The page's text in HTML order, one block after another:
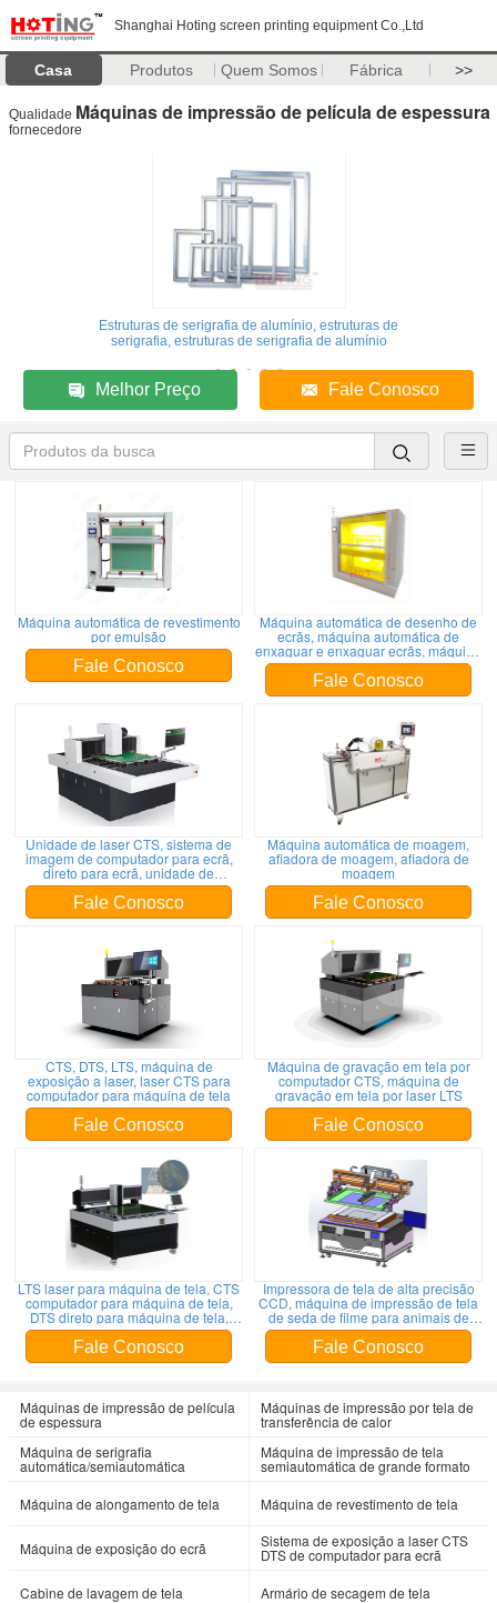
Shanghai Hoting screen printing equipment Co.,Ltd
Casa Produtos Quem Somos Fábrica >>
Qualidade Máquinas de impressão de película de espessura
fornecedore
Estruturas de serigrafia de alumínio, estruturas de
serigrafia, estruturas de serigrafia de alumínio
Melhor Preço Fale Conosco
Máquina automática de revestimento
por emulsão
Fale Conosco
Máquina automática de desenho de
ecrãs, máquina automática de
enxaguar e enxaguar ecrãs, máquina
automática de desenho de ecrãs
Fale Conosco
Unidade de laser CTS, sistema de
imagem de computador para ecrã,
direto para ecrã, unidade de
exposição a laser, máquina de
exposição a laser
Fale Conosco
Máquina automática de moagem,
afiadora de moagem, afiadora de
moagem
Fale Conosco
CTS, DTS, LTS, máquina de
exposição a laser, laser CTS para
computador para máquina de tela
Fale Conosco
Máquina de gravação em tela por
computador CTS, máquina de
gravação em tela por laser LTS
Fale Conosco
LTS laser para máquina de tela, CTS
computador para máquina de tela,
DTS direto para máquina de tela,
máquina de fazer tela,
Fale Conosco
Impressora de tela de alta precisão
CCD, máquina de impressão de tela
de seda de filme para animais de
estimação, impressão de tela térmica
de transferência de papel
Fale Conosco
Máquinas de impressão de película
de espessura
Máquinas de impressão por tela de
transferência de calor
Máquina de serigrafia
automática/semiautomática
Máquina de impressão de tela
semiautomática de grande formato
Máquina de alongamento de tela
Máquina de revestimento de tela
Máquina de exposição do ecrã Sistema de exposição a laser CTS
DTS de computador para ecrã
Cabine de lavagem de tela
Armário de secagem de tela